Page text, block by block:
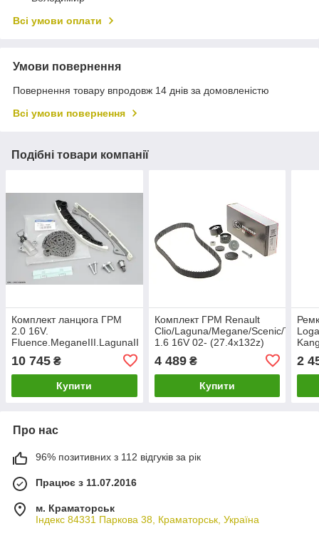
Всі умови оплати
Умови повернення
Повернення товару впродовж 14 днів за домовленістю
Всі умови повернення
Подібні товари компанії
Комплект ланцюга ГРМ
2.0 16V.
Fluence.MeganeIII.LagunaII
10 745 ₴
Купити
Комплект ГРМ Renault
Clio/Laguna/Megane/Scenic/Twingo
1.6 16V 02- (27.4x132z)
4 489₴
Купити
2
Про нас
96% позитивних з 112 відгуків за рік
Працює з 11.07.2016
м. Краматорськ
Індекс 84331 Паркова 38, Краматорськ, Україна